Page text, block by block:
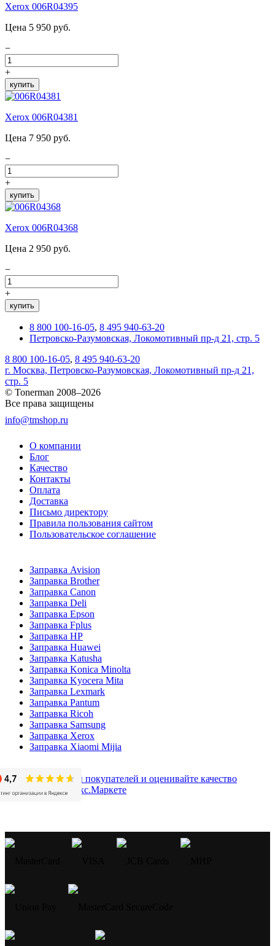
Xerox 006R04395
Цена 5 950 руб.
−
+
купить
Xerox 006R04381
Цена 7 950 руб.
−
+
купить
Xerox 006R04368
Цена 2 950 руб.
−
+
купить
8 800 100-16-05, 8 495 940-63-20
Петровско-Разумовская, Локомотивный пр-д 21, стр. 5
8 800 100-16-05, 8 495 940-63-20
г. Москва, Петровско-Разумовская, Локомотивный пр-д 21,
стр. 5
© Tonerman 2008–2026
Все права защищены
info@tmshop.ru
О компании
Блог
Качество
Контакты
Оплата
Доставка
Письмо директору
Правила пользования сайтом
Пользовательское соглашение
Заправка Avision
Заправка Brother
Заправка Canon
Заправка Deli
Заправка Epson
Заправка Fplus
Заправка HP
Заправка Huawei
Заправка Katusha
Заправка Konica Minolta
Заправка Kyocera Mita
Заправка Lexmark
Заправка Pantum
Заправка Ricoh
Заправка Samsung
Заправка Xerox
Заправка Xiaomi Mijia